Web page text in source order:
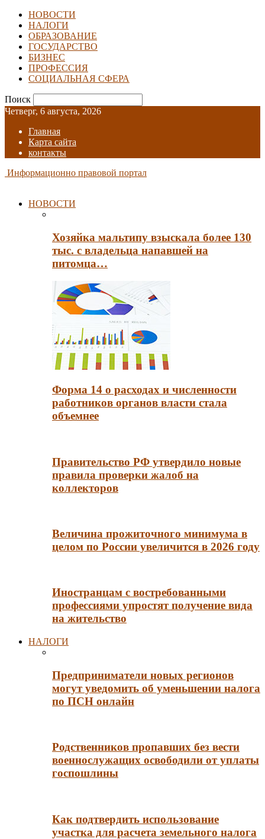
НОВОСТИ
НАЛОГИ
ОБРАЗОВАНИЕ
ГОСУДАРСТВО
БИЗНЕС
ПРОФЕССИЯ
СОЦИАЛЬНАЯ СФЕРА
Поиск
Четверг, 6 августа, 2026
Главная
Карта сайта
контакты
Информационно правовой портал
НОВОСТИ
Хозяйка мальтипу взыскала более 130
тыс. с владельца напавшей на
питомца…
Форма 14 о расходах и численности
работников органов власти стала
объемнее
Правительство РФ утвердило новые
правила проверки жалоб на
коллекторов
Величина прожиточного минимума в
целом по России увеличится в 2026 году
Иностранцам с востребованными
профессиями упростят получение вида
на жительство
НАЛОГИ
Предприниматели новых регионов
могут уведомить об уменьшении налога
по ПСН онлайн
Родственников пропавших без вести
военнослужащих освободили от уплаты
госпошлины
Как подтвердить использование
участка для расчета земельного налога